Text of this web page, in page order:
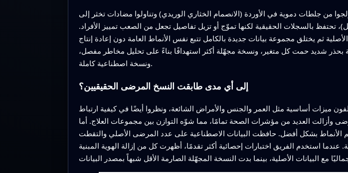
من جلطات دموية في الأوردة (الانصمام الخثاري الوريدي) وتناولوا مضادات تخثر إلى
تحتفظ بالسجلات الحقيقية لكنها تموّج أو تزيل تفاصيل تجعل من الصعب تمييز الأفراد.
ثم يختلق مجموعة بيانات جديدة بالكامل تتبع نفس الأنماط العامة دون إعادة إنتاج
شديد حمت كل متغير، ونسخة مجهّلة أكثر استهدافًا بناءً على تحليل مخاطر مفصل،
ونسخة اصطناعية كاملة.
إلى أي مدى طابقت النسخ المرضى الحقيقيين؟
ميزات أساسية مثل العمر والجنس والأمراض الشائعة، ونظروا أيضًا في كيفية ارتباط
وأزالت العديد من مؤشرات الصحة تمامًا، مما شوّه التوازن بين مجموعات العلاج. أما
الأنماط بشكل أفضل. حافظت البيانات الاصطناعية على عدد المرضى الأصلي والتقطت
عندما استخدم الفريق اختبارات إحصائية أكثر تقدمًا، أظهرت كل من إزالة الهوية المبنية